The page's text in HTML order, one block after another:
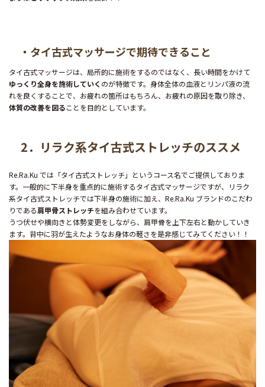
・タイ古式マッサージで期待できること
タイ古式マッサージは、局所的に施術をするのではなく、長い時間をかけて
ゆっくり全身を施術していく のが特徴です。身体全体の血液とリンパ液の流
れを良くすることで、お疲れの箇所はもちろん、お疲れの原因を取り除き、
体質の改善を図ることを目的としています。
2．リラク系タイ古式ストレッチのススメ
Re.Ra.Ku では「タイ古式ストレッチ」というコース名でご提供しておりま
す。一般的に下半身を重点的に施術するタイ古式マッサージですが、リラク
系タイ古式ストレッチでは下半身の施術に加え、Re.Ra.Ku ブランドのこだわ
りである肩甲骨ストレッチを組み合わせています。
うつ伏せや横向きと体勢変更をしながら、肩甲骨を上下左右と動かしていき
ます。背中に羽が生えたようなお身体の軽さを是非感じてみてください！！